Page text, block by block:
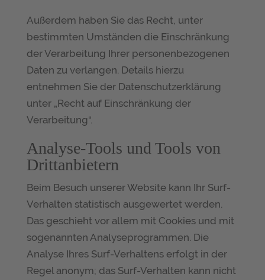
Außerdem haben Sie das Recht, unter
bestimmten Umständen die Einschränkung
der Verarbeitung Ihrer personenbezogenen
Daten zu verlangen. Details hierzu
entnehmen Sie der Datenschutzerklärung
unter „Recht auf Einschränkung der
Verarbeitung“.
Analyse-Tools und Tools von
Drittanbietern
Beim Besuch unserer Website kann Ihr Surf-
Verhalten statistisch ausgewertet werden.
Das geschieht vor allem mit Cookies und mit
sogenannten Analyseprogrammen. Die
Analyse Ihres Surf-Verhaltens erfolgt in der
Regel anonym; das Surf-Verhalten kann nicht